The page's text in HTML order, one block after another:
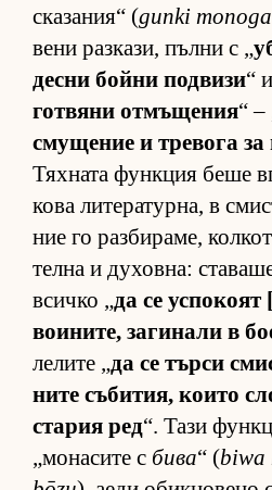
ска­за­ния“ (gunki
вени раз­ка­зи, пълни с „
десни бойни под­визи“
гот­вяни от­мъ­ще­ния“ –
сму­ще­ние и тре­вога за
Тях­ната фун­к­ция беше
кова ли­те­ра­тур­на, в
ние го раз­би­ра­ме,
телна и ду­хов­на:
всичко „да се
во­и­ни­те, за­ги­нали в
ле­лите „да се търси
ните съ­би­тия, ко­ито
ста­рия ред“. Тази
„мо­на­сите с бива“ (biwa